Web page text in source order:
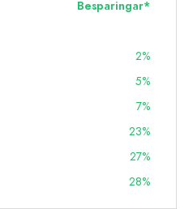
Besparingar*
2%
5%
7%
23%
27%
28%